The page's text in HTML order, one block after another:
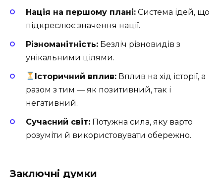
Нація на першому плані: Система ідей, що
підкреслює значення нації.
Різноманітність: Безліч різновидів з
унікальними цілями.
Історичний вплив: Вплив на хід історії, а
разом з тим — як позитивний, так і
негативний.
Сучасний світ: Потужна сила, яку варто
розуміти й використовувати обережно.
Заключні думки